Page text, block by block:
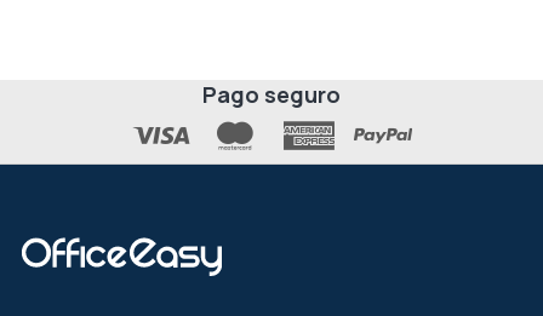
Pago seguro